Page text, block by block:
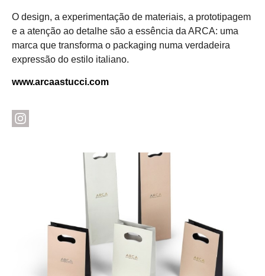
O design, a experimentação de materiais, a prototipagem
e a atenção ao detalhe são a essência da ARCA: uma
marca que transforma o packaging numa verdadeira
expressão do estilo italiano.
www.arcaastucci.com